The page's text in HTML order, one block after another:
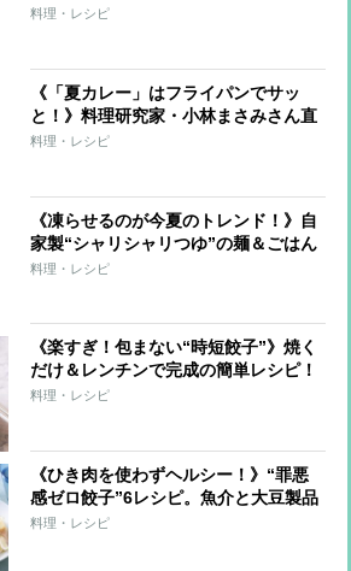
ーレシピ
料理・レシピ
《「夏カレー」はフライパンでサッ
と！》料理研究家・小林まさみさん直
伝レシピ
料理・レシピ
《凍らせるのが今夏のトレンド！》自
家製“シャリシャリつゆ”の麺＆ごはん
7レシピ
料理・レシピ
《楽すぎ！包まない“時短餃子”》焼く
だけ＆レンチンで完成の簡単レシピ！
料理・レシピ
《ひき肉を使わずヘルシー！》“罪悪
感ゼロ餃子”6レシピ。魚介と大豆製品
で大満足！
料理・レシピ